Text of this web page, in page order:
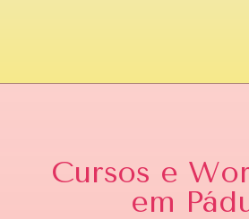
Cursos e
em